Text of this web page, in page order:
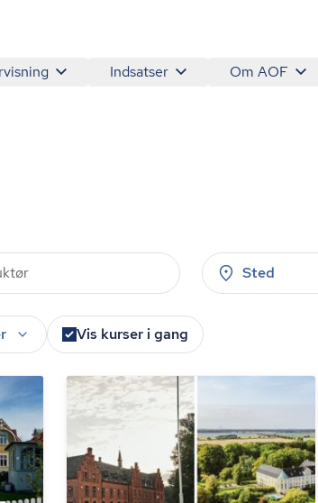
Indsatser Om AOF
Sted
Vis kurser i gang